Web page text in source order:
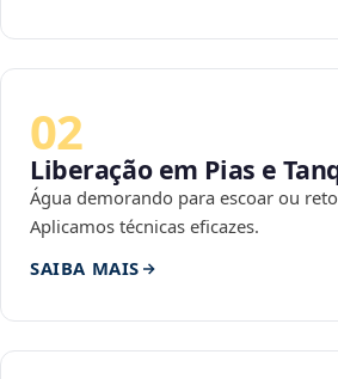
02
Liberação em Pias e
Água demorando para escoar ou
Aplicamos técnicas eficazes.
SAIBA MAIS